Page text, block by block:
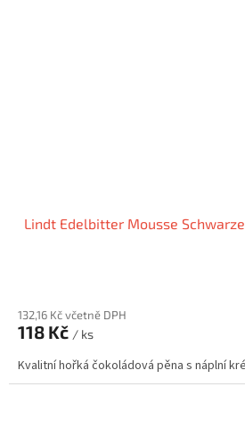
Lindt Edelbitter Mousse
132,16 Kč včetně DPH
118 Kč / ks
Kvalitní hořká čokoládová pěna s náplní